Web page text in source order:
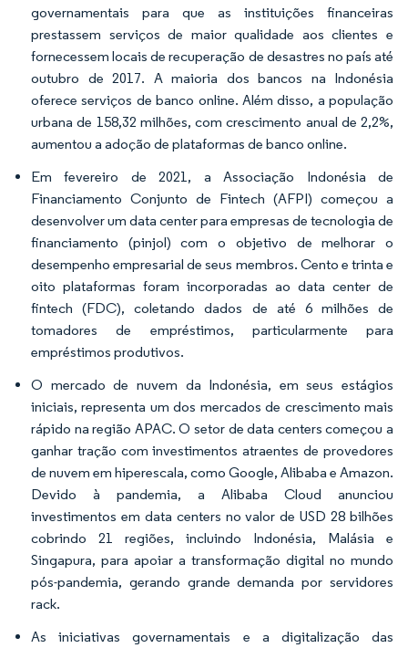
governamentais para que as instituições financeiras
prestassem serviços de maior qualidade aos clientes e
fornecessem locais de recuperação de desastres no país até
outubro de 2017. A maioria dos bancos na Indonésia
oferece serviços de banco online. Além disso, a população
urbana de 158,32 milhões, com crescimento anual de 2,2%,
aumentou a adoção de plataformas de banco online.
Em fevereiro de 2021, a Associação Indonésia de
Financiamento Conjunto de Fintech (AFPI) começou a
desenvolver um data center para empresas de tecnologia de
financiamento (pinjol) com o objetivo de melhorar o
desempenho empresarial de seus membros. Cento e trinta e
oito plataformas foram incorporadas ao data center de
fintech (FDC), coletando dados de até 6 milhões de
tomadores de empréstimos, particularmente para
empréstimos produtivos.
O mercado de nuvem da Indonésia, em seus estágios
iniciais, representa um dos mercados de crescimento mais
rápido na região APAC. O setor de data centers começou a
ganhar tração com investimentos atraentes de provedores
de nuvem em hiperescala, como Google, Alibaba e Amazon.
Devido à pandemia, a Alibaba Cloud anunciou
investimentos em data centers no valor de USD 28 bilhões
cobrindo 21 regiões, incluindo Indonésia, Malásia e
Singapura, para apoiar a transformação digital no mundo
pós-pandemia, gerando grande demanda por servidores
rack.
As iniciativas governamentais e a digitalização das